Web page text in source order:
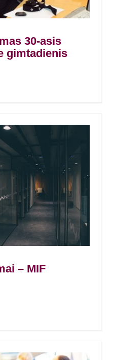
30-asis
gimtadienis
– MIF